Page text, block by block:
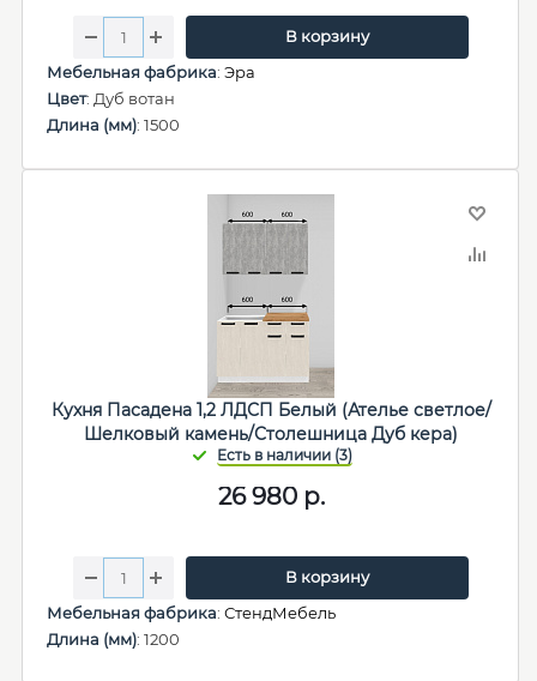
В корзину
Мебельная фабрика: Эра
Цвет: Дуб вотан
Длина (мм): 1500
Кухня Пасадена 1,2 ЛДСП Белый (Ателье светлое/
Шелковый камень/Столешница Дуб кера)
26 980р.
В корзину
Мебельная фабрика: СтендМебель
Длина (мм): 1200